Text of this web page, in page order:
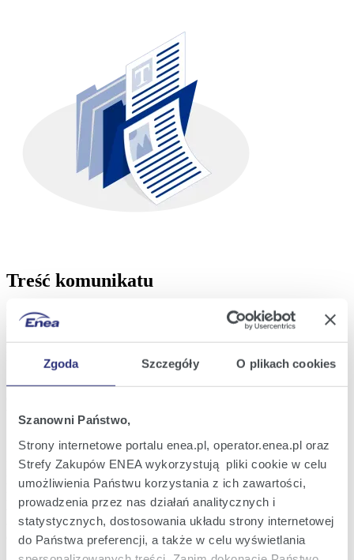
Zgoda Szczegóły O plikach cookies
Szanowni Państwo,
Strony internetowe portalu enea.pl, operator.enea.pl oraz
Strefy Zakupów ENEA wykorzystują pliki cookie w celu
umożliwienia Państwu korzystania z ich zawartości,
prowadzenia przez nas działań analitycznych i
statystycznych, dostosowania układu strony internetowej
do Państwa preferencji, a także w celu wyświetlania
Treść komunikatu
W eBOK oraz aplikacji mobilnej Moja Enea wprowadzimy
ułatwienia logowania. Wkrótce do Aplikacji klienckich Enei
(eBOK, aplikacja mobilna oraz moduł eUmowy) wystarczy jeden
login i hasło.
Zwiększamy też bezpieczeństwo dostępu do aplikacji poprzez
telefonu użytkownika.
Pamiętaj, Twój login i hasło pozostają bez zmian. Przy pierwszym
logowaniu po zmianach przejdziesz krótki proces, w którym
poprosimy Cię o uzupełnienie danych:
- numeru telefonu,
- imienia i nazwiska
oraz o akceptację regulaminu nowej wersji platformy do logowania.